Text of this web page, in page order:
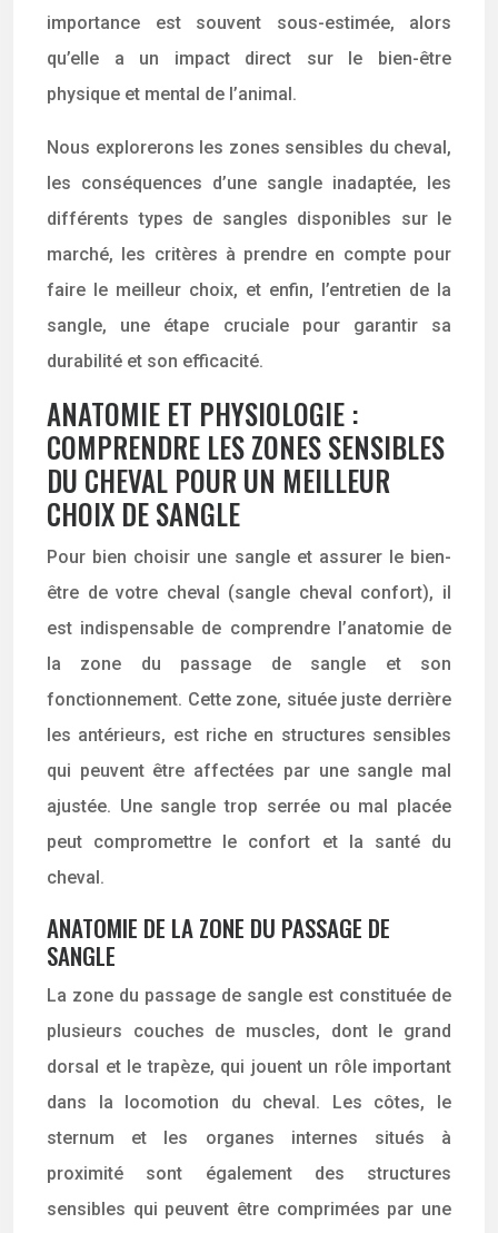
importance est souvent sous-estimée, alors
qu’elle a un impact direct sur le bien-être
physique et mental de l’animal.
Nous explorerons les zones sensibles du cheval,
les conséquences d’une sangle inadaptée, les
différents types de sangles disponibles sur le
marché, les critères à prendre en compte pour
faire le meilleur choix, et enfin, l’entretien de la
sangle, une étape cruciale pour garantir sa
durabilité et son efficacité.
ANATOMIE ET PHYSIOLOGIE :
COMPRENDRE LES ZONES SENSIBLES
DU CHEVAL POUR UN MEILLEUR
CHOIX DE SANGLE
Pour bien choisir une sangle et assurer le bien-
être de votre cheval (sangle cheval confort), il
est indispensable de comprendre l’anatomie de
la zone du passage de sangle et son
fonctionnement. Cette zone, située juste derrière
les antérieurs, est riche en structures sensibles
qui peuvent être affectées par une sangle mal
ajustée. Une sangle trop serrée ou mal placée
peut compromettre le confort et la santé du
cheval.
ANATOMIE DE LA ZONE DU PASSAGE DE
SANGLE
La zone du passage de sangle est constituée de
plusieurs couches de muscles, dont le grand
dorsal et le trapèze, qui jouent un rôle important
dans la locomotion du cheval. Les côtes, le
sternum et les organes internes situés à
proximité sont également des structures
sensibles qui peuvent être comprimées par une